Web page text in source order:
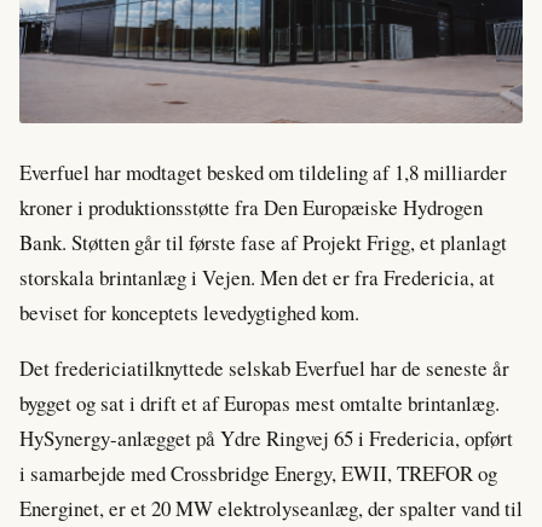
Everfuel har modtaget besked om tildeling af 1,8 milliarder
kroner i produktionsstøtte fra Den Europæiske Hydrogen
Bank. Støtten går til første fase af Projekt Frigg, et planlagt
storskala brintanlæg i Vejen. Men det er fra Fredericia, at
beviset for konceptets levedygtighed kom.
Det fredericiatilknyttede selskab Everfuel har de seneste år
bygget og sat i drift et af Europas mest omtalte brintanlæg.
HySynergy-anlægget på Ydre Ringvej 65 i Fredericia, opført
i samarbejde med Crossbridge Energy, EWII, TREFOR og
Energinet, er et 20 MW elektrolyseanlæg, der spalter vand til